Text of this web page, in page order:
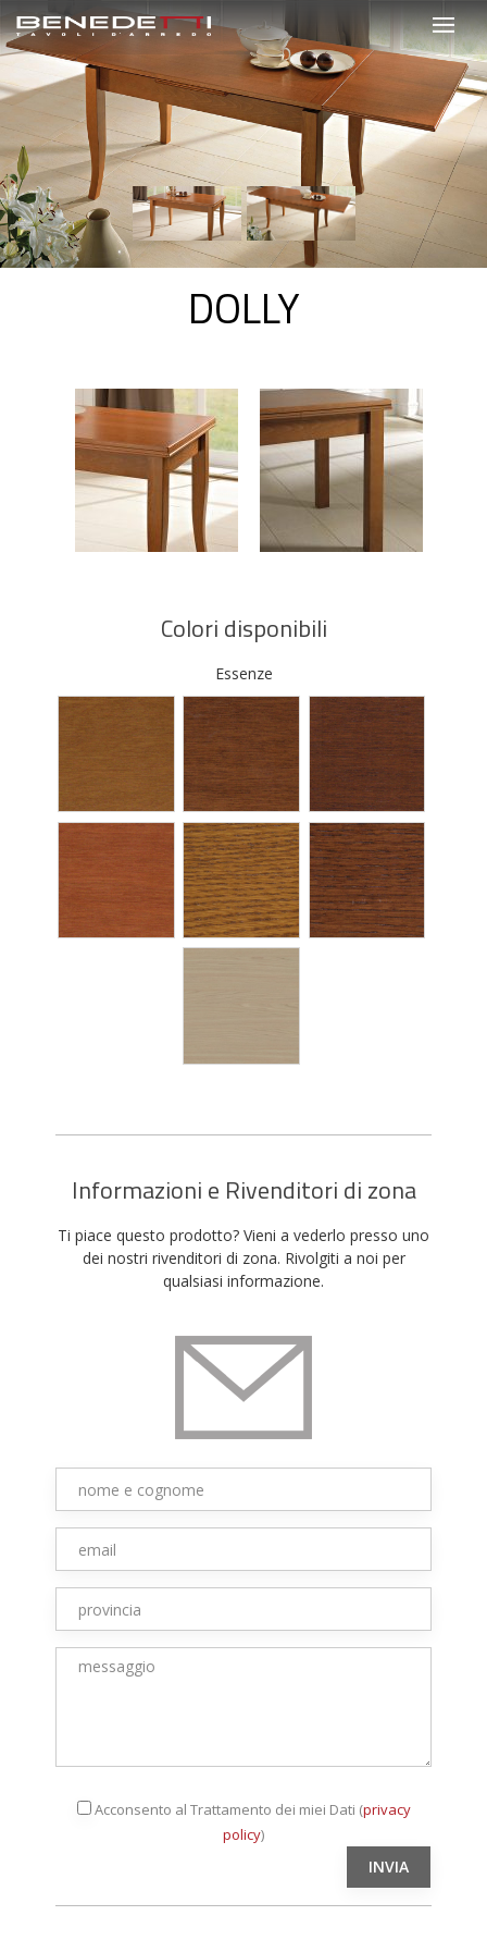
DOLLY
Colori disponibili
Essenze
Informazioni e Rivenditori di zona
Ti piace questo prodotto? Vieni a vederlo presso uno
dei nostri rivenditori di zona. Rivolgiti a noi per
qualsiasi informazione.
Acconsento al Trattamento dei miei Dati (privacy
policy)